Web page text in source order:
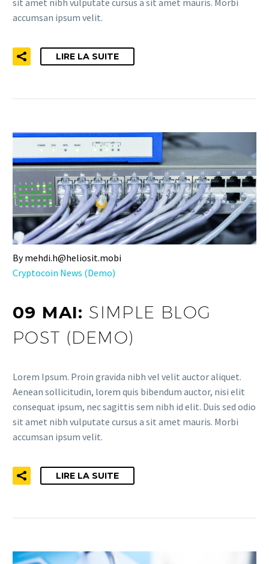
accumsan ipsum velit.
LIRE LA SUITE
By mehdi.h@heliosit.mobi
Cryptocoin News (Demo)
09 MAI: SIMPLE BLOG
POST (DEMO)
Lorem Ipsum. Proin gravida nibh vel velit auctor aliquet.
Aenean sollicitudin, lorem quis bibendum auctor, nisi elit
consequat ipsum, nec sagittis sem nibh id elit. Duis sed odio
sit amet nibh vulputate cursus a sit amet mauris. Morbi
accumsan ipsum velit.
LIRE LA SUITE